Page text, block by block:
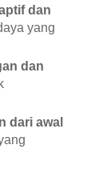
dan
yang
dan
dari awal